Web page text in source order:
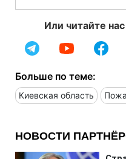
Или читайте
Больше по теме:
Киевская область